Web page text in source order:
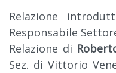
Relazione
Responsabile
Relazione di
Sez. di Vittorio